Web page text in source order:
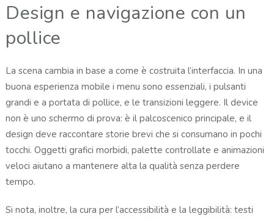
Design e navigazione con un
pollice
La scena cambia in base a come è costruita l’interfaccia. In una
buona esperienza mobile i menu sono essenziali, i pulsanti
grandi e a portata di pollice, e le transizioni leggere. Il device
non è uno schermo di prova: è il palcoscenico principale, e il
design deve raccontare storie brevi che si consumano in pochi
tocchi. Oggetti grafici morbidi, palette controllate e animazioni
veloci aiutano a mantenere alta la qualità senza perdere
tempo.
Si nota, inoltre, la cura per l’accessibilità e la leggibilità: testi